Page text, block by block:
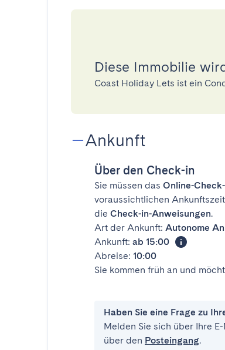
Diese Immobilie
Coast Holiday Lets ist ein
Ankunft
Über den Check-in
Sie müssen das Online-
voraussichtlichen
die Check-in-Anweisungen.
Art der Ankunft: Autonome
Ankunft: ab 15:00
Abreise: 10:00
Sie kommen früh an und
Haben Sie eine Frage zu
Melden Sie sich über Ihre
über den Posteingang.